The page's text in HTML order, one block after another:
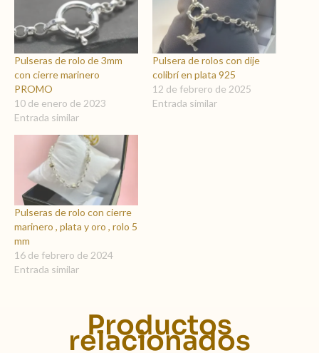
cantidad
Pulseras de rolo de 3mm
con cierre marinero
PROMO
10 de enero de 2023
Entrada similar
Pulsera de rolos con dije
colibrí en plata 925
12 de febrero de 2025
Entrada similar
Pulseras de rolo con cierre
marinero , plata y oro , rolo 5
mm
16 de febrero de 2024
Entrada similar
Productos
relacionados